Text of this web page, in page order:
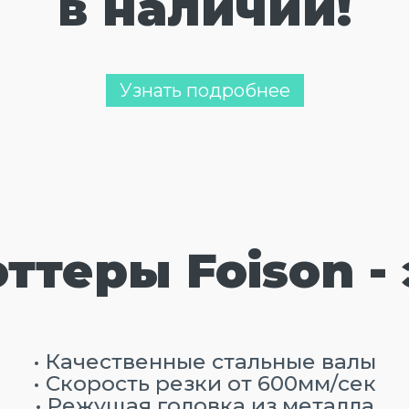
Узнать подробнее
Foison -
• Качественные стальные валы
• Скорость резки от 600мм/сек